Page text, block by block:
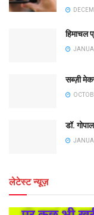
हिमाचल
सब्ज़ी
डॉ.
लेटेस्ट न्यूज़